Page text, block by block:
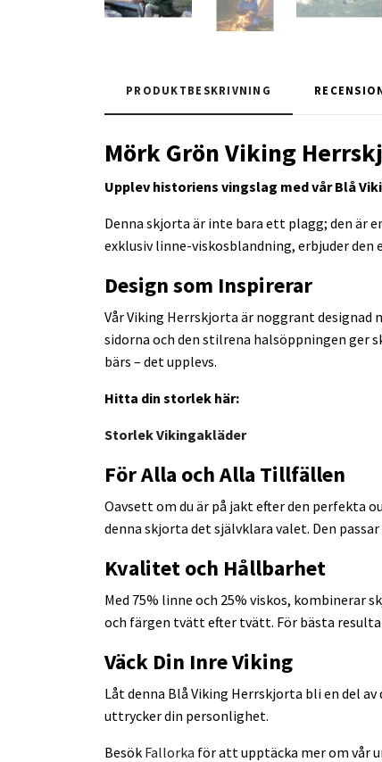
PRODUKTBESKRIVNING
Mörk Grön Viking
Upplev historiens vingslag med vår Blå
Denna skjorta är inte bara ett plagg; den är
exklusiv linne-viskosblandning, erbjuder
Design som Inspirerar
Vår Viking Herrskjorta är noggrant
sidorna och den stilrena halsöppningen
bärs – det upplevs.
Hitta din storlek här:
Storlek Vikingakläder
För Alla och Alla Tillfällen
Oavsett om du är på jakt efter den perfekta
denna skjorta det självklara valet. Den
Kvalitet och Hållbarhet
Med 75% linne och 25% viskos,
och färgen tvätt efter tvätt. För bästa
Väck Din Inre Viking
Låt denna Blå Viking Herrskjorta bli en del
uttrycker din personlighet.
Besök Fallorka för att upptäcka mer om vår